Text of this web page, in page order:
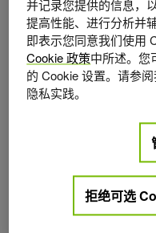
图 1。NVIDIA Isaac
RL 是一种强大而有效的
演示，并且对于感知、
而，现实差距（reality
并记录您提供的信息，
提高性能、进行分析并
即表示您同意我们使用
Cookie 政策中所述。您
的 Cookie 设置。请参
隐私实践。
拒绝可选